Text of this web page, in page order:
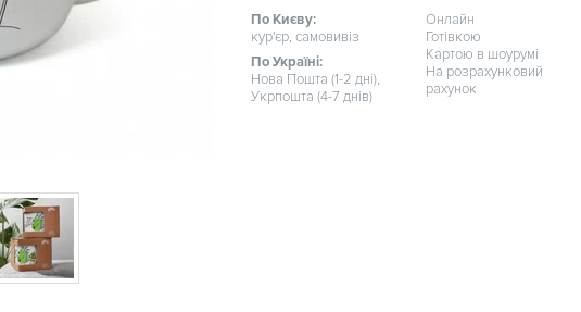
По Києву:
кур'єр, самовивіз
По Україні:
Нова Пошта (1-2 дні),
Укрпошта (4-7 днів)
Онлайн
Готівкою
Картою в шоурумі
На розрахунковий
рахунок